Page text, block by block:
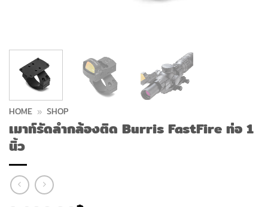
HOME » SHOP
เมาท์รัดลำกล้องติด Burris FastFire ท่อ 1
นิ้ว